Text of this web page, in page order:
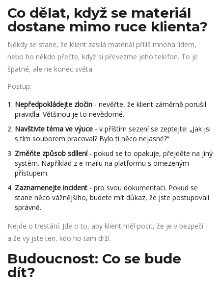
Co dělat, když se materiál
dostane mimo ruce klienta?
Někdy se stane, že klient zasílá materiál příliš mnoha lidem,
nebo ho někdo přečte, když si převezme jeho telefon. To je
špatné, ale ne konec světa.
Postup:
Nepředpokládejte zločin - nevěřte, že klient záměrně porušil
pravidla. Většinou je to nevědomé.
Navštivte téma ve výuce - v příštím sezení se zeptejte: „Jak jsi
s tím souborem pracoval? Bylo ti něco nejasné?“
Změňte způsob sdílení- pokud se to opakuje, přejděte na jiný
systém. Například z e-mailu na platformu s omezeným
přístupem.
Zaznamenejte incident - pro svou dokumentaci. Pokud se
stane něco vážnějšího, budete mít důkaz, že jste postupovali
správně.
Nejde o trestání. Jde o to, aby klient měl pocit, že je v bezpečí -
a že vy jste ten, kdo ho tam drží.
Budoucnost: Co se bude
dít?